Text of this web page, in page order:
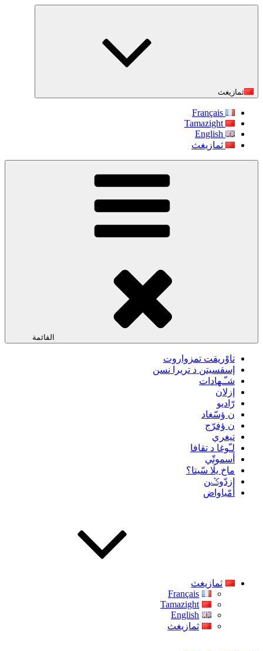
التجاوز
ثمازيغث
Français
Tamazight
English
ثمازيغث
القائمة
تاوْريقت تمزواروت
إسقسيتن د تريرا نسن
شـّـهادات
إزلان
رّاديو
ن ؤسّغاد
ن ؤفرّج
تيغري
لـّوغا د تقافا
أسموتّي
ماخ يلَا سّيتا؟
إزدّوݣن
أمّياواض
ثمازيغث
Français
Tamazight
English
ثمازيغث